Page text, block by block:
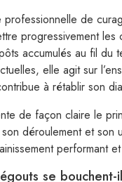
de
progressivement les
accumulés au fil du
elle agit sur
à rétablir son
de façon claire le
déroulement et son
performant
se bouchent-